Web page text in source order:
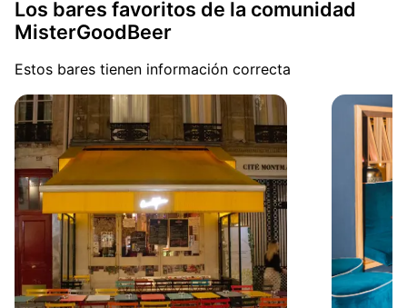
Los bares favoritos de la comunidad
MisterGoodBeer
Estos bares tienen información correcta